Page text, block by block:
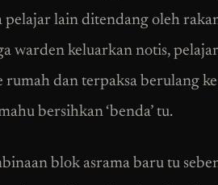
pelajar lain ditendang oleh
warden keluarkan notis, pelajar
dan terpaksa berulang
bersihkan ‘benda’ tu.
blok asrama baru tu